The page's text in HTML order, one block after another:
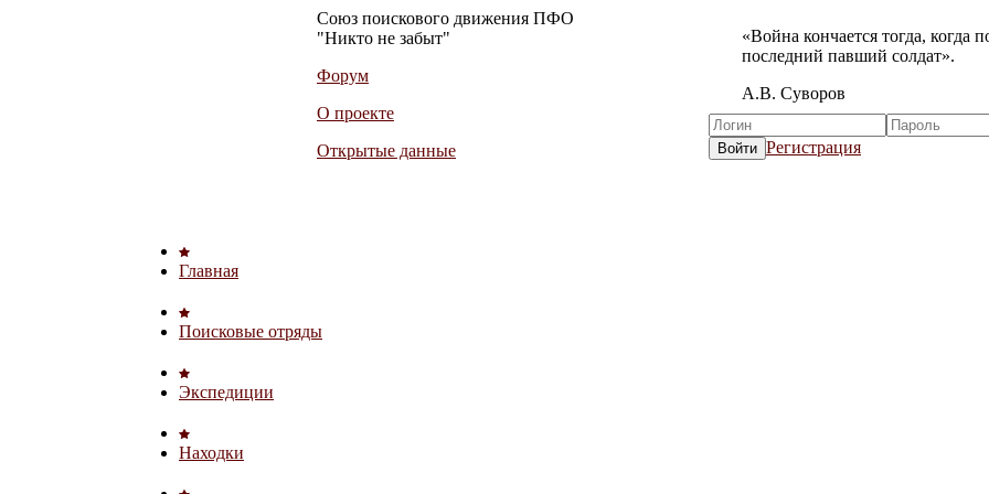
Союз поискового движения ПФО
"Никто не забыт"
Форум
О проекте
Открытые данные
«Война кончается тогда, когда
последний павший солдат».
А.В. Суворов
Регистрация
Главная
Поисковые отряды
Экспедиции
Находки